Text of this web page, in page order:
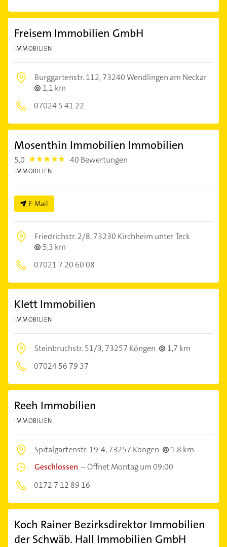
Freisem Immobilien GmbH
IMMOBILIEN
Burggartenstr. 112,73240 Wendlingen am Neckar
1,1 km
07024 5 41 22
Mosenthin Immobilien Immobilien
5,0 5.0 40 Bewertungen
IMMOBILIEN
E-Mail
Friedrichstr. 2/8,73230 Kirchheim unter Teck
5,3 km
07021 7 20 60 08
Klett Immobilien
IMMOBILIEN
Steinbruchstr. 51/3,73257 Köngen
1,7 km
07024 56 79 37
Reeh Immobilien
IMMOBILIEN
Spitalgartenstr. 19-4,73257 Köngen
1,8 km
Geschlossen –Öffnet Montag um 09:00
0172 7 12 89 16
Koch Rainer Bezirksdirektor Immobilien
der Schwäb. Hall Immobilien GmbH